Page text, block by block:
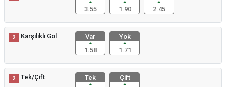
3.55
1.90
2.45
2 Karşılıklı Gol
Var
1.58
Yok
1.71
2 Tek/Çift
Tek
Çift